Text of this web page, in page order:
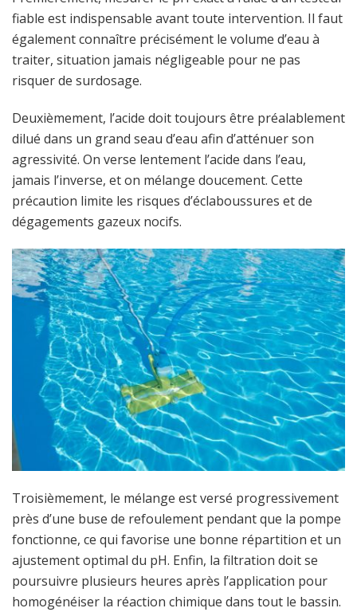
fiable est indispensable avant toute intervention. Il faut
également connaître précisément le volume d’eau à
traiter, situation jamais négligeable pour ne pas
risquer de surdosage.
Deuxièmement, l’acide doit toujours être préalablement
dilué dans un grand seau d’eau afin d’atténuer son
agressivité. On verse lentement l’acide dans l’eau,
jamais l’inverse, et on mélange doucement. Cette
précaution limite les risques d’éclaboussures et de
dégagements gazeux nocifs.
Troisièmement, le mélange est versé progressivement
près d’une buse de refoulement pendant que la pompe
fonctionne, ce qui favorise une bonne répartition et un
ajustement optimal du pH. Enfin, la filtration doit se
poursuivre plusieurs heures après l’application pour
homogénéiser la réaction chimique dans tout le bassin.